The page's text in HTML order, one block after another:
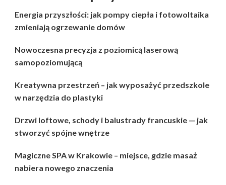
Energia przyszłości: jak pompy ciepła i fotowoltaika
zmieniają ogrzewanie domów
Nowoczesna precyzja z poziomicą laserową
samopoziomującą
Kreatywna przestrzeń – jak wyposażyć przedszkole
w narzędzia do plastyki
Drzwi loftowe, schody i balustrady francuskie — jak
stworzyć spójne wnętrze
Magiczne SPA w Krakowie – miejsce, gdzie masaż
nabiera nowego znaczenia